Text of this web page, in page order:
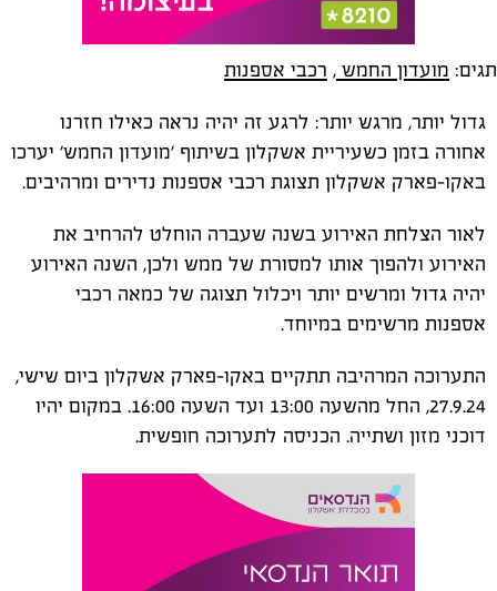
תגים: מועדון החמש , רכבי אספנות
גדול יותר, מרגש יותר: לרגע זה יהיה נראה כאילו חזרנו
אחורה בזמן כשעיריית אשקלון בשיתוף 'מועדון החמש' יערכו
באקו-פארק אשקלון תצוגת רכבי אספנות נדירים ומרהיבים.
לאור הצלחת האירוע בשנה שעברה הוחלט להרחיב את
האירוע ולהפוך אותו למסורת של ממש ולכן, השנה האירוע
יהיה גדול ומרשים יותר ויכלול תצוגה של כמאה רכבי
אספנות מרשימים במיוחד.
התערוכה המרהיבה תתקיים באקו-פארק אשקלון ביום שישי,
27.9.24, החל מהשעה 13:00 ועד השעה 16:00. במקום יהיו
דוכני מזון ושתייה. הכניסה לתערוכה חופשית.